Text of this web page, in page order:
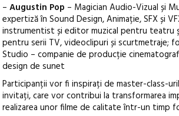
–Augustin Pop – Magician Audio-Vizual și
expertiză în Sound Design, Animație, SFX și
instrumentist și editor muzical pentru teatru
pentru serii TV, videoclipuri și scurtmetraje;
Studio – companie de producție
design de sunet
Participanții vor fi inspirați de master-class-
invitați, care vor contribui la transformarea
realizarea unor filme de calitate într-un timp